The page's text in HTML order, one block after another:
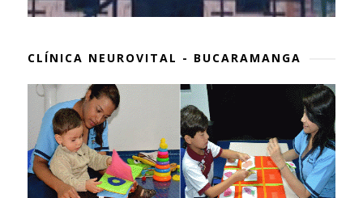
CLÍNICA NEUROVITAL - BUCARAMANGA